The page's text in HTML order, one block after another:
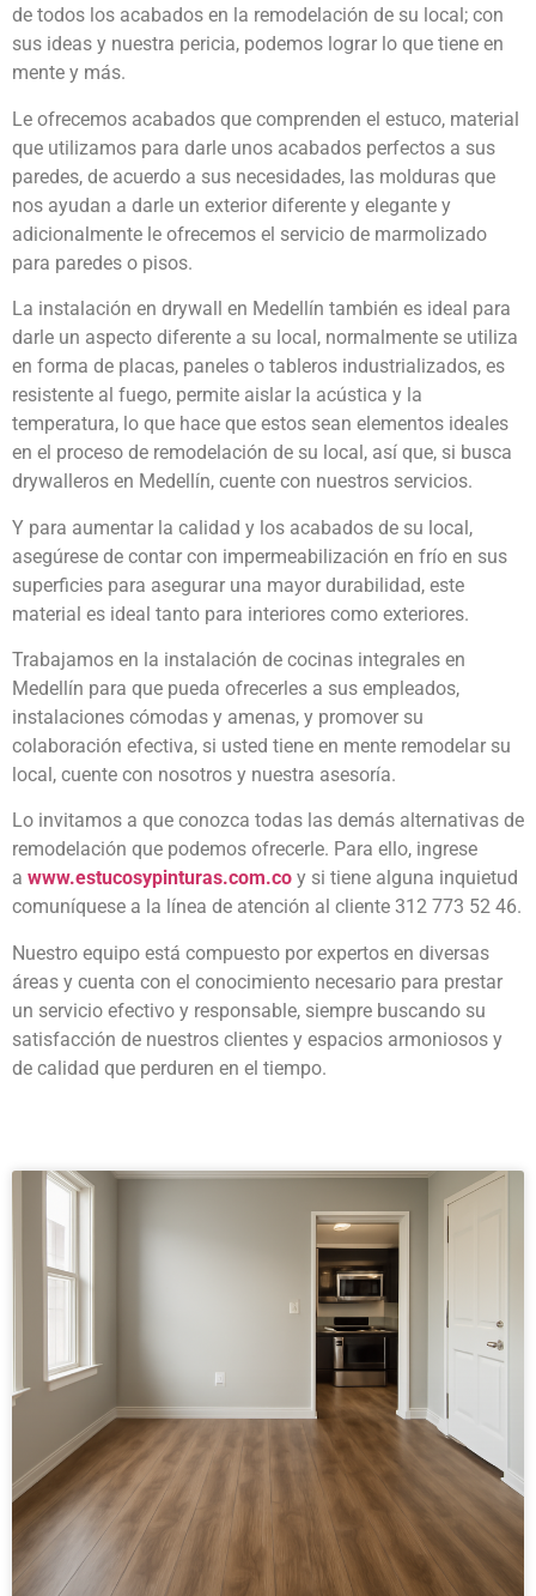
de todos los acabados en la remodelación de su local; con
sus ideas y nuestra pericia, podemos lograr lo que tiene en
mente y más.
Le ofrecemos acabados que comprenden el estuco, material
que utilizamos para darle unos acabados perfectos a sus
paredes, de acuerdo a sus necesidades, las molduras que
nos ayudan a darle un exterior diferente y elegante y
adicionalmente le ofrecemos el servicio de marmolizado
para paredes o pisos.
La instalación en drywall en Medellín también es ideal para
darle un aspecto diferente a su local, normalmente se utiliza
en forma de placas, paneles o tableros industrializados, es
resistente al fuego, permite aislar la acústica y la
temperatura, lo que hace que estos sean elementos ideales
en el proceso de remodelación de su local, así que, si busca
drywalleros en Medellín, cuente con nuestros servicios.
Y para aumentar la calidad y los acabados de su local,
asegúrese de contar con impermeabilización en frío en sus
superficies para asegurar una mayor durabilidad, este
material es ideal tanto para interiores como exteriores.
Trabajamos en la instalación de cocinas integrales en
Medellín para que pueda ofrecerles a sus empleados,
instalaciones cómodas y amenas, y promover su
colaboración efectiva, si usted tiene en mente remodelar su
local, cuente con nosotros y nuestra asesoría.
Lo invitamos a que conozca todas las demás alternativas de
remodelación que podemos ofrecerle. Para ello, ingrese
a www.estucosypinturas.com.co y si tiene alguna inquietud
comuníquese a la línea de atención al cliente 312 773 52 46.
Nuestro equipo está compuesto por expertos en diversas
áreas y cuenta con el conocimiento necesario para prestar
un servicio efectivo y responsable, siempre buscando su
satisfacción de nuestros clientes y espacios armoniosos y
de calidad que perduren en el tiempo.